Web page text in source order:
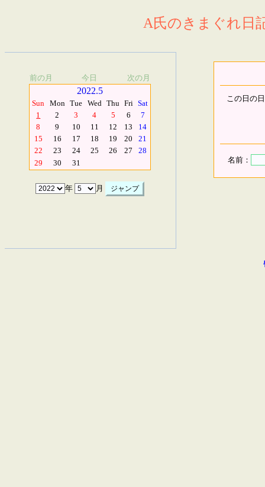
A氏のきまぐれ日
前の月 今日 次の月
2022.5
Sun Mon Tue Wed Thu Fri Sat
1
2 3 4 5 6
7
8
9 10 11 12 13
14
15
16 17 18 19 20
21
22
23 24 25 26 27
28
29
30 31
年 月
この日の
名前：